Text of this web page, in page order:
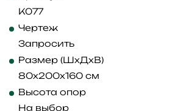
K077
Чертеж
Запросить
Размер (ШхДхВ)
80x200x160 см
Высота опор
На выбор